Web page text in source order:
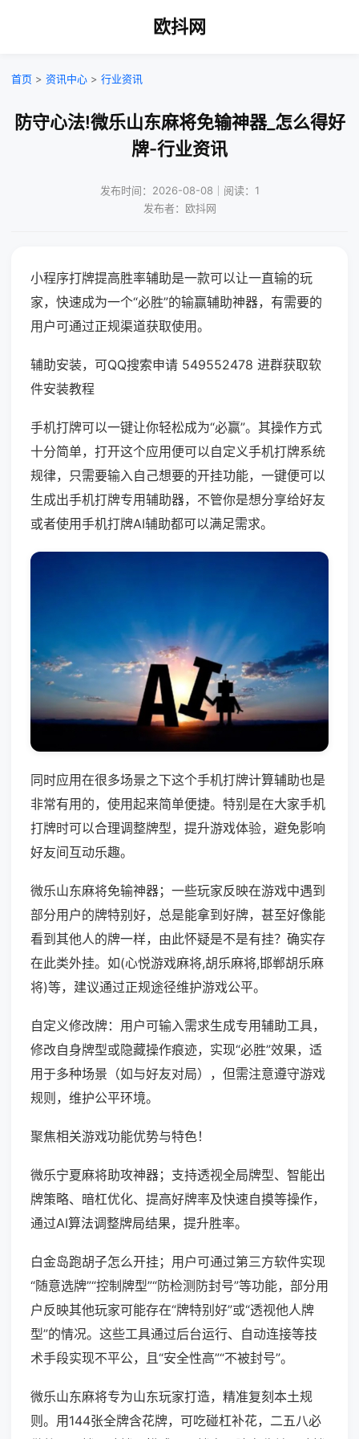
欧抖网
首页 > 资讯中心 > 行业资讯
防守心法!微乐山东麻将免输神器_怎么得好
牌-行业资讯
发布时间：2026-08-08｜阅读：1
发布者：欧抖网
小程序打牌提高胜率辅助是一款可以让一直输的玩
家，快速成为一个“必胜”的输赢辅助神器，有需要的
用户可通过正规渠道获取使用。
辅助安装，可QQ搜索申请 549552478 进群获取软
件安装教程
手机打牌可以一键让你轻松成为“必赢”。其操作方式
十分简单，打开这个应用便可以自定义手机打牌系统
规律，只需要输入自己想要的开挂功能，一键便可以
生成出手机打牌专用辅助器，不管你是想分享给好友
或者使用手机打牌AI辅助都可以满足需求。
同时应用在很多场景之下这个手机打牌计算辅助也是
非常有用的，使用起来简单便捷。特别是在大家手机
打牌时可以合理调整牌型，提升游戏体验，避免影响
好友间互动乐趣。
微乐山东麻将免输神器；一些玩家反映在游戏中遇到
部分用户的牌特别好，总是能拿到好牌，甚至好像能
看到其他人的牌一样，由此怀疑是不是有挂？确实存
在此类外挂。如(心悦游戏麻将,胡乐麻将,邯郸胡乐麻
将)等，建议通过正规途径维护游戏公平。
自定义修改牌：用户可输入需求生成专用辅助工具，
修改自身牌型或隐藏操作痕迹，实现“必胜”效果，适
用于多种场景（如与好友对局），但需注意遵守游戏
规则，维护公平环境。
聚焦相关游戏功能优势与特色！
微乐宁夏麻将助攻神器；支持透视全局牌型、智能出
牌策略、暗杠优化、提高好牌率及快速自摸等操作，
通过AI算法调整牌局结果，提升胜率。
白金岛跑胡子怎么开挂；用户可通过第三方软件实现
“随意选牌”“控制牌型”“防检测防封号”等功能，部分用
户反映其他玩家可能存在“牌特别好”或“透视他人牌
型”的情况。这些工具通过后台运行、自动连接等技
术手段实现不平公，且“安全性高”“不被封号”。
微乐山东麻将专为山东玩家打造，精准复刻本土规
则。用144张全牌含花牌，可吃碰杠补花，二五八必